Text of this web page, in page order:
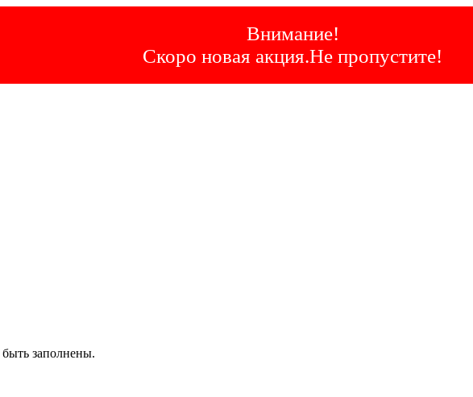
Внимание!
Скоро новая акция.Не пропустите!
заполнены.